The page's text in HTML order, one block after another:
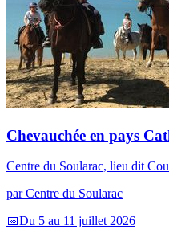
Chevauchée en pays
Centre du Soularac, lieu dit
parCentre du Soularac
📅Du 5 au 11 juillet 2026